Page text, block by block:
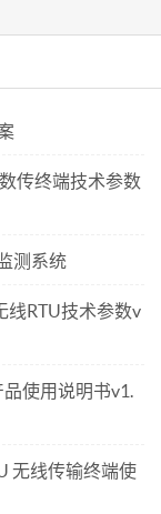
传终端技术参数
测系统
线RTU技术参数v
使用说明书v1.
无线传输终端使